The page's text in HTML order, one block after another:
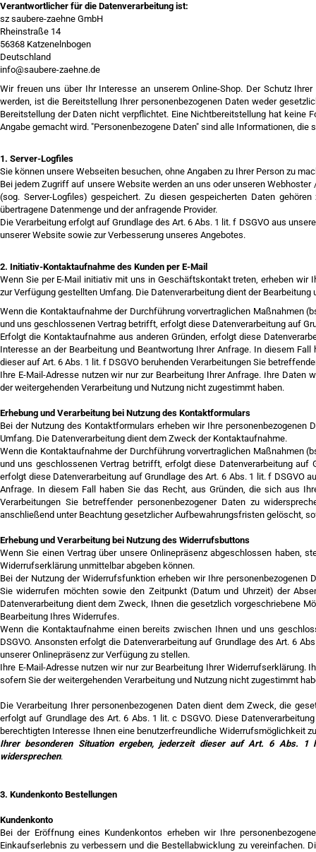
Verantwortlicher für die Datenverarbeitung ist:
sz saubere-zaehne GmbH
Rheinstraße 14
56368 Katzenelnbogen
Deutschland
info@saubere-zaehne.de
Wir freuen uns über Ihr Interesse an unserem Online-Shop. Der Schutz
werden, ist die Bereitstellung Ihrer personenbezogenen Daten weder
Bereitstellung der Daten nicht verpflichtet. Eine Nichtbereitstellung hat keine
Angabe gemacht wird. "Personenbezogene Daten" sind alle Informationen,
1. Server-Logfiles
Sie können unsere Webseiten besuchen, ohne Angaben zu Ihrer Person zu
Bei jedem Zugriff auf unsere Website werden an uns oder unseren
(sog. Server-Logfiles) gespeichert. Zu diesen gespeicherten Daten
übertragene Datenmenge und der anfragende Provider.
Die Verarbeitung erfolgt auf Grundlage des Art. 6 Abs. 1 lit. f DSGVO aus
unserer Website sowie zur Verbesserung unseres Angebotes.
2. Initiativ-Kontaktaufnahme des Kunden per E-Mail
Wenn Sie per E-Mail initiativ mit uns in Geschäftskontakt treten, erheben wir
zur Verfügung gestellten Umfang. Die Datenverarbeitung dient der
Wenn die Kontaktaufnahme der Durchführung vorvertraglichen Maßnahmen
und uns geschlossenen Vertrag betrifft, erfolgt diese Datenverarbeitung auf
Erfolgt die Kontaktaufnahme aus anderen Gründen, erfolgt diese
Interesse an der Bearbeitung und Beantwortung Ihrer Anfrage. In diesem
dieser auf Art. 6 Abs. 1 lit. f DSGVO beruhenden Verarbeitungen Sie
Ihre E-Mail-Adresse nutzen wir nur zur Bearbeitung Ihrer Anfrage. Ihre
der weitergehenden Verarbeitung und Nutzung nicht zugestimmt haben.
Erhebung und Verarbeitung bei Nutzung des Kontaktformulars
Bei der Nutzung des Kontaktformulars erheben wir Ihre
Umfang. Die Datenverarbeitung dient dem Zweck der Kontaktaufnahme.
Wenn die Kontaktaufnahme der Durchführung vorvertraglichen Maßnahmen
und uns geschlossenen Vertrag betrifft, erfolgt diese Datenverarbeitung auf
erfolgt diese Datenverarbeitung auf Grundlage des Art. 6 Abs. 1 lit. f DSGVO
Anfrage. In diesem Fall haben Sie das Recht, aus Gründen, die sich aus
Verarbeitungen Sie betreffender personenbezogener Daten zu
anschließend unter Beachtung gesetzlicher Aufbewahrungsfristen gelöscht,
Erhebung und Verarbeitung bei Nutzung des Widerrufsbuttons
Wenn Sie einen Vertrag über unsere Onlinepräsenz abgeschlossen haben,
Widerrufserklärung unmittelbar abgeben können.
Bei der Nutzung der Widerrufsfunktion erheben wir Ihre personenbezogenen
Sie widerrufen möchten sowie den Zeitpunkt (Datum und Uhrzeit) der
Datenverarbeitung dient dem Zweck, Ihnen die gesetzlich vorgeschriebene
Bearbeitung Ihres Widerrufes.
Wenn die Kontaktaufnahme einen bereits zwischen Ihnen und uns
DSGVO. Ansonsten erfolgt die Datenverarbeitung auf Grundlage des Art. 6
unserer Onlinepräsenz zur Verfügung zu stellen.
Ihre E-Mail-Adresse nutzen wir nur zur Bearbeitung Ihrer
sofern Sie der weitergehenden Verarbeitung und Nutzung nicht zugestimmt
Die Verarbeitung Ihrer personenbezogenen Daten dient dem Zweck, die
erfolgt auf Grundlage des Art. 6 Abs. 1 lit. c DSGVO. Diese
berechtigten Interesse Ihnen eine benutzerfreundliche Widerrufsmöglichkeit
Ihrer besonderen Situation ergeben, jederzeit dieser auf Art. 6 Abs. 1
widersprechen.
3. Kundenkonto Bestellungen
Kundenkonto
Bei der Eröffnung eines Kundenkontos erheben wir Ihre
Einkaufserlebnis zu verbessern und die Bestellabwicklung zu vereinfachen.